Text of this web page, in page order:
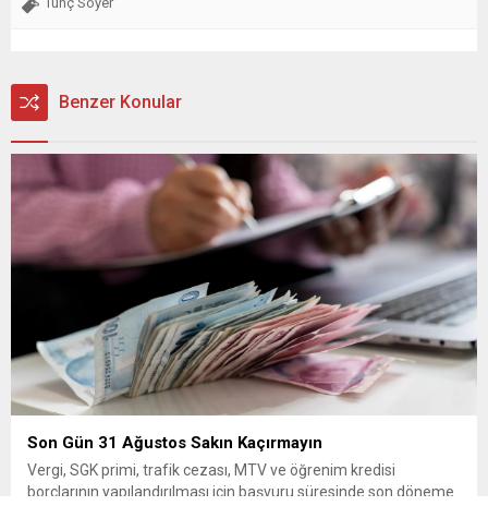
Benzer Konular
Son Gün 31 Ağustos Sakın Kaçırmayın
Vergi, SGK primi, trafik cezası, MTV ve öğrenim kredisi
borçlarının yapılandırılması için başvuru süresinde son döneme